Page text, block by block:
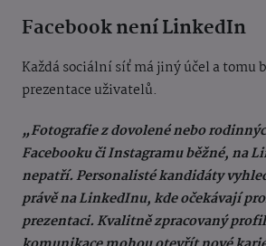
Facebook není LinkedIn
Každá sociální síť má jiný účel a tomu
prezentace uživatelů.
„Fotografie z dovolené nebo
Facebooku či Instagramu běžné, na
nepatří. Personalisté kandidáty
právě na LinkedInu, kde očekávají
prezentaci. Kvalitně zpracovaný